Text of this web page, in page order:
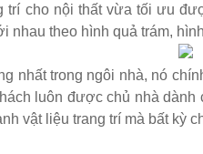
bọc vải màu xám
văn phòng, căn hộ màu hồng
tại HCM
bàn decor, chân bàn inox, chân
trí cho nội thất vừa tối ưu
theo hình quả trám,
nhất trong ngôi nhà, nó
luôn được chủ nhà
vật liệu trang trí mà bất kỳ